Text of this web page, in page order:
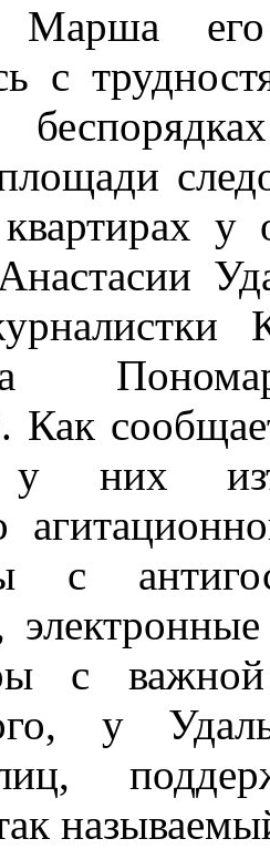
Марша его
с
у
Как
них
с
с
у